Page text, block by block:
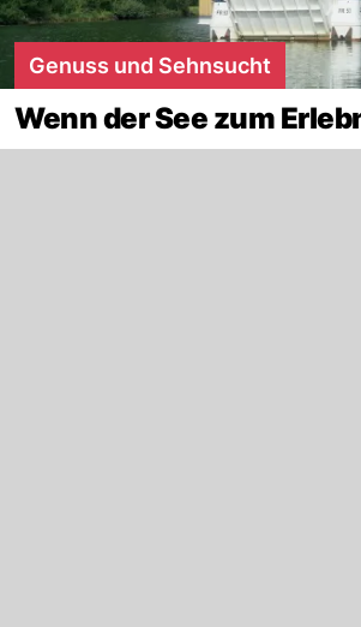
Genuss und Sehnsucht
Wenn der See zum